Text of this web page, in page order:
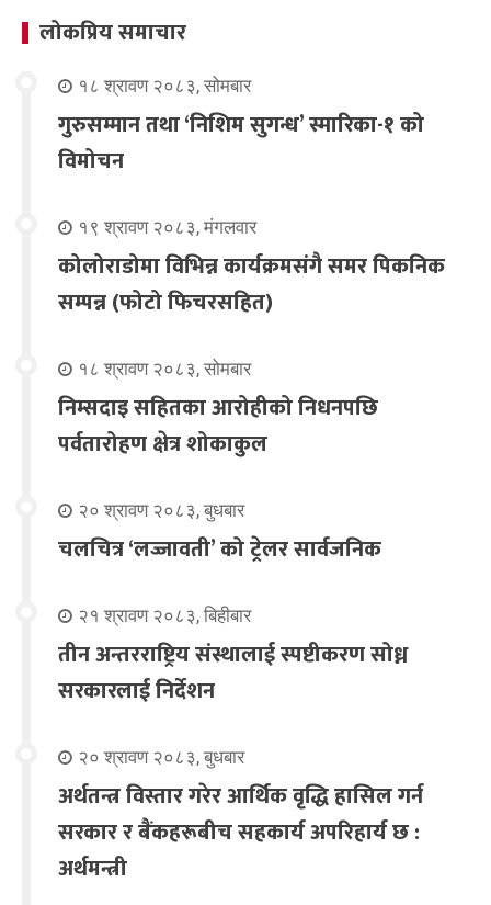
लोकप्रिय समाचार
१८ श्रावण २०८३, सोमबार
गुरुसम्मान तथा ‘निशिम सुगन्ध’ स्मारिका-१ को
विमोचन
१९ श्रावण २०८३, मंगलवार
कोलोराडोमा विभिन्न कार्यक्रमसंगै समर पिकनिक
सम्पन्न (फोटो फिचरसहित)
१८ श्रावण २०८३, सोमबार
निम्सदाइ सहितका आरोहीको निधनपछि
पर्वतारोहण क्षेत्र शोकाकुल
२० श्रावण २०८३, बुधबार
चलचित्र ‘लज्जावती’ को ट्रेलर सार्वजनिक
२१ श्रावण २०८३, बिहीबार
तीन अन्तरराष्ट्रिय संस्थालाई स्पष्टीकरण सोध्न
सरकारलाई निर्देशन
२० श्रावण २०८३, बुधबार
अर्थतन्त्र विस्तार गरेर आर्थिक वृद्धि हासिल गर्न
सरकार र बैंकहरूबीच सहकार्य अपरिहार्य छ :
अर्थमन्त्री